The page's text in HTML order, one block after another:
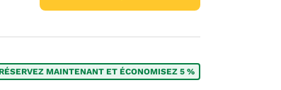
MAINTENANT ET ÉCONOMISEZ 5 %